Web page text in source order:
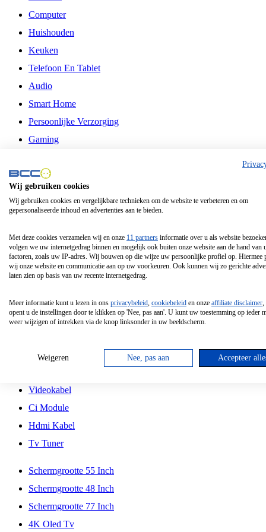
Computer
Huishouden
Keuken
Telefoon En Tablet
Audio
Smart Home
Persoonlijke Verzorging
Gaming
Philips
Schermgrootte 24 Inch
Schermgrootte 85 Inch
Schermgrootte 98 Inch
Tcl
Hd Led Tv
Antennekabel
Videokabel
Ci Module
Hdmi Kabel
Tv Tuner
Schermgrootte 55 Inch
Schermgrootte 48 Inch
Schermgrootte 77 Inch
4K Oled Tv
Wij gebruiken cookies
Wij gebruiken cookies en vergelijkbare technieken om de website te verbeteren en om
gepersonaliseerde inhoud en advertenties aan te bieden.
Met deze cookies verzamelen wij en onze 11 partners informatie over u als website
volgen we uw internetgedrag binnen en mogelijk ook buiten onze website aan de hand van
factoren, zoals uw IP-adres. Wij bouwen op die wijze uw persoonlijke profiel op. Hiermee
wij onze website en communicatie aan op uw voorkeuren. Ook kunnen wij zo gerichte
laten zien op basis van uw recente internetgedrag.
Meer informatie kunt u lezen in ons privacybeleid, cookiebeleid en onze affiliate disclaimer,
opent u de instellingen door te klikken op 'Nee, pas aan'. U kunt uw toestemming op ieder
weer wijzigen of intrekken via de knop linksonder in uw beeldscherm.
Weigeren Nee, pas aan Accepteer